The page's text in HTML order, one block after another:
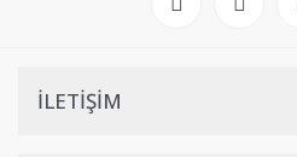
İLETİŞİM